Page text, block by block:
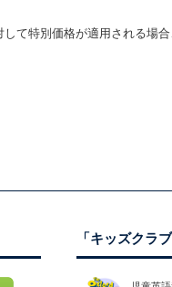
て特別価格が適用される場
「キッズク